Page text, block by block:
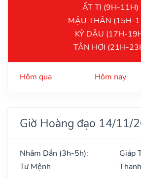
ẤT TỊ (9H-11H)
MẬU THÂN (15H-
KỶ DẬU (17H-
TÂN HỢI (21H-
Hôm qua Hôm nay
Giờ Hoàng đạo 14/11/
Nhâm Dần (3h-5h):
Tư Mệnh
Giáp